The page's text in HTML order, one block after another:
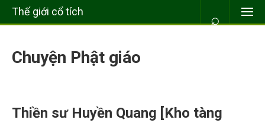
Thế giới cổ tích ⌕
Chuyện Phật giáo
Thiền sư Huyền Quang [Kho tàng